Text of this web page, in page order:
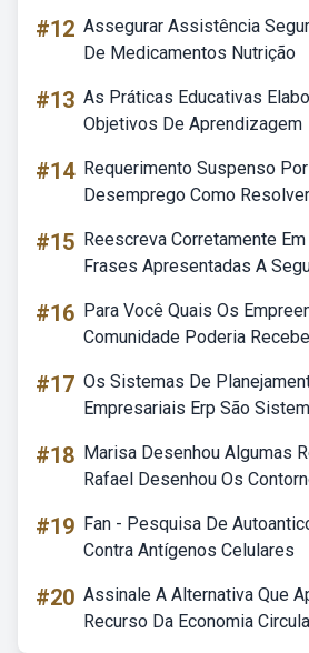
#12 Assegurar Assistência
De Medicamentos Nutrição
#13 As Práticas Educativas
Objetivos De Aprendizagem
#14 Requerimento Suspenso
Desemprego Como Resolver
#15 Reescreva Corretamente
Frases Apresentadas A
#16 Para Você Quais Os
Comunidade Poderia
#17 Os Sistemas De
Empresariais Erp São
#18 Marisa Desenhou Algumas
Rafael Desenhou Os
#19 Fan - Pesquisa De
Contra Antígenos Celulares
#20 Assinale A Alternativa Que
Recurso Da Economia